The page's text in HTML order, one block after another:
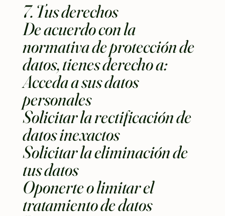
7. Tus derechos
De acuerdo con la
normativa de protección de
datos, tienes derecho a:
Acceda a sus datos
personales
Solicitar la rectificación de
datos inexactos
Solicitar la eliminación de
tus datos
Oponerte o limitar el
tratamiento de datos